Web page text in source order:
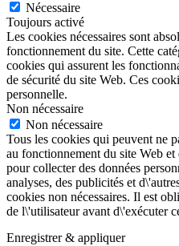
Nécessaire
Toujours activé
Les cookies nécessaires sont
fonctionnement du site. Cette
cookies qui assurent les
de sécurité du site Web. Ces
personnelle.
Non nécessaire
Non nécessaire
Tous les cookies qui peuvent ne
au fonctionnement du site Web
pour collecter des données
analyses, des publicités et
cookies non nécessaires. Il est
de l\'utilisateur avant d\'exécuter
Enregistrer & appliquer